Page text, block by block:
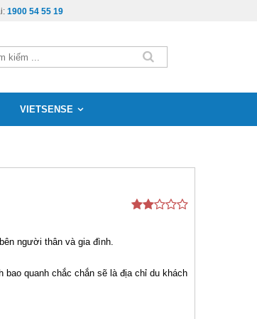
1900 54 55 19
VIETSENSE
người thân và gia đình.
quanh chắc chắn sẽ là địa chỉ du khách